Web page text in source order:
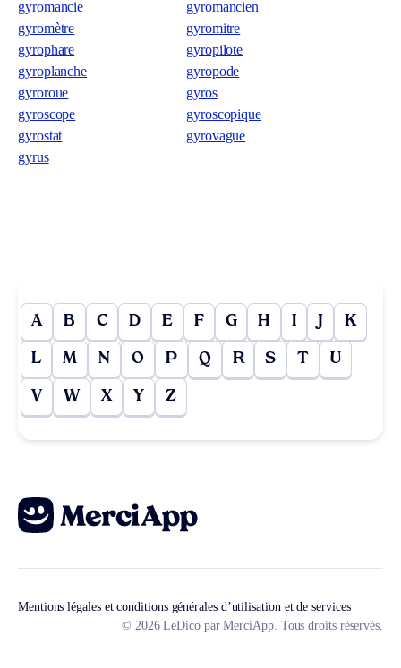
gyromancie
gyromancien
gyromètre
gyromitre
gyrophare
gyropilote
gyroplanche
gyropode
gyroroue
gyros
gyroscope
gyroscopique
gyrostat
gyrovague
gyrus
A B C D E F G H I J K
L M N O P Q R S T U
V W X Y Z
Mentions légales et conditions générales d’utilisation et de services
© 2026 LeDico par MerciApp. Tous droits réservés.